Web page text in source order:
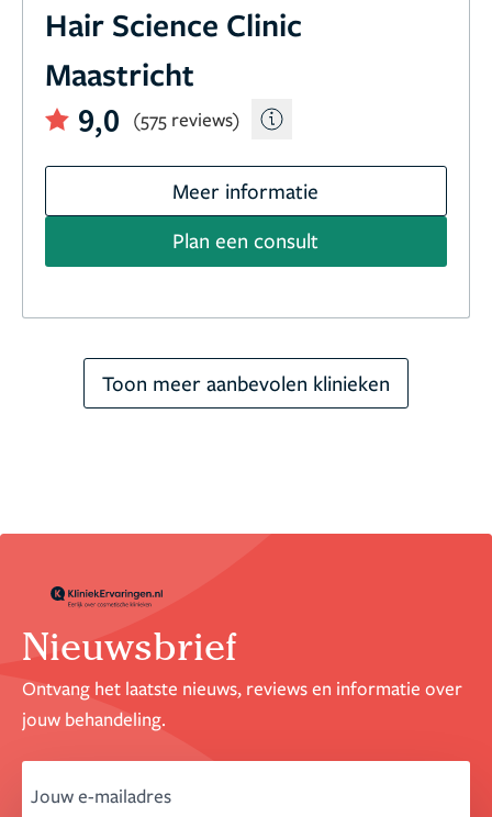
Hair Science Clinic
Maastricht
9,0
(575 reviews)
Meer informatie
Plan een consult
Toon meer aanbevolen klinieken
Nieuwsbrief
Ontvang het laatste nieuws, reviews en informatie over
jouw behandeling.